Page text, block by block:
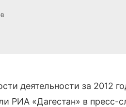
деятельности за 2012
РИА «Дагестан» в пресс-